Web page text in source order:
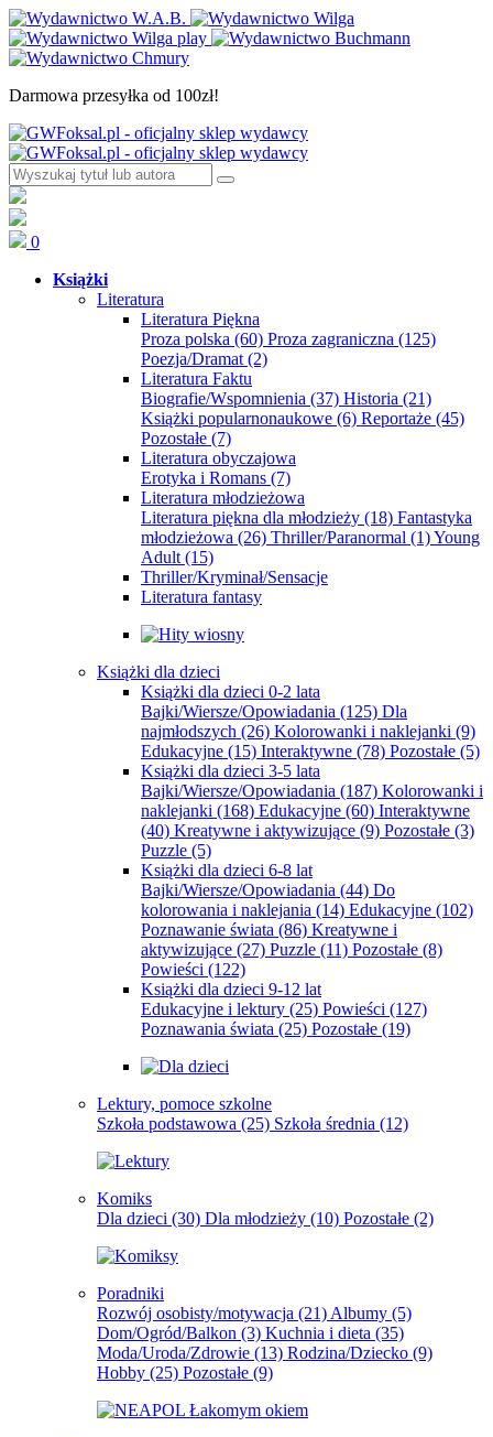
Darmowa przesyłka od 100zł!
0
Książki
Literatura
Literatura Piękna
Proza polska (60) Proza zagraniczna (125)
Poezja/Dramat (2)
Literatura Faktu
Biografie/Wspomnienia (37) Historia (21)
Książki popularnonaukowe (6) Reportaże (45)
Pozostałe (7)
Literatura obyczajowa
Erotyka i Romans (7)
Literatura młodzieżowa
Literatura piękna dla młodzieży (18) Fantastyka
młodzieżowa (26) Thriller/Paranormal (1)Young
Adult (15)
Thriller/Kryminał/Sensacje
Literatura fantasy
Książki dla dzieci
Książki dla dzieci 0-2 lata
Bajki/Wiersze/Opowiadania (125) Dla
najmłodszych (26) Kolorowanki i naklejanki (9)
Edukacyjne (15) Interaktywne (78) Pozostałe (5)
Książki dla dzieci 3-5 lata
Bajki/Wiersze/Opowiadania (187) Kolorowanki i
naklejanki (168) Edukacyjne (60) Interaktywne
(40) Kreatywne i aktywizujące (9) Pozostałe (3)
Puzzle (5)
Książki dla dzieci 6-8 lat
Bajki/Wiersze/Opowiadania (44) Do
kolorowania i naklejania (14) Edukacyjne (102)
Poznawanie świata (86) Kreatywne i
aktywizujące (27) Puzzle (11) Pozostałe (8)
Powieści (122)
Książki dla dzieci 9-12 lat
Edukacyjne i lektury (25) Powieści (127)
Poznawania świata (25) Pozostałe (19)
Lektury, pomoce szkolne
Szkoła podstawowa (25) Szkoła średnia (12)
Komiks
Dla dzieci (30) Dla młodzieży (10) Pozostałe (2)
Poradniki
Rozwój osobisty/motywacja (21) Albumy (5)
Dom/Ogród/Balkon (3) Kuchnia i dieta (35)
Moda/Uroda/Zdrowie (13) Rodzina/Dziecko (9)
Hobby (25) Pozostałe (9)